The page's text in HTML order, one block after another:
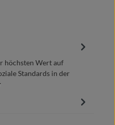
höchsten Wert auf
Standards in der